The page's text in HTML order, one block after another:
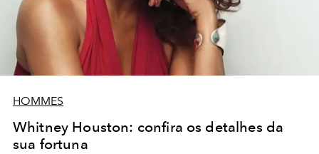
HOMMES
Whitney Houston: confira os detalhes da
sua fortuna